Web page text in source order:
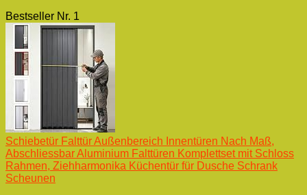
Bestseller Nr. 1
Schiebetür Falttür Außenbereich Innentüren Nach Maß,
Abschliessbar Aluminium Falttüren Komplettset mit Schloss
Rahmen, Ziehharmonika Küchentür für Dusche Schrank
Scheunen